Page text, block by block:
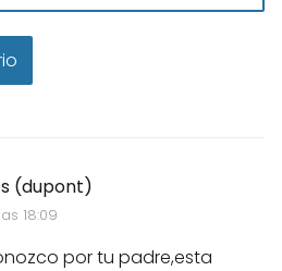
(dupont)
18:09
por tu padre,esta